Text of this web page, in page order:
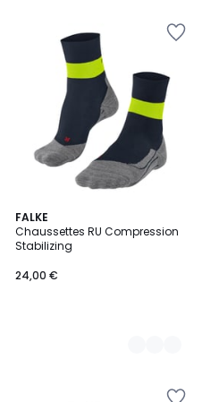
FALKE
Chaussettes RU Compression
Stabilizing
24,00 €
4
Couleurs